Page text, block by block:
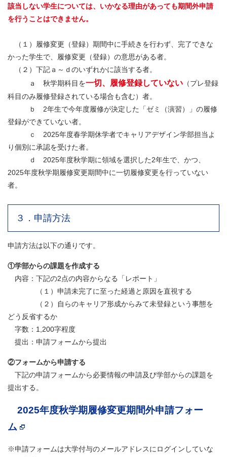
該当しない学生については、いかなる理由があっても期間外申請
を行うことはできません。
（１）履修変更（登録）期間中に手続きを行わず、完了できな
かった学生で、履修変更（登録）の意思がある者。
（２）下記ａ～ｄのいずれかに該当する者。
ａ 秋学期科目を一切、履修登録していない （プレ登録
科目のみ履修登録されている場合も含む）者。
ｂ 2年生で今年度履修が決定した「ゼミ（演習）」の履修
登録ができていない者。
ｃ 2025年度春学期休学者でキャリアデザイン学部担当よ
り個別に承認を受けた者。
ｄ 2025年度秋学期に領域を選択した2年生で、かつ、
2025年度秋学期履修変更期間中に一切履修変更を行っていない
者。
３．申請方法
申請方法は以下の通りです。
①学部からの課題を作成する
内容：下記の2点の内容からなる「レポート」
（１）申請未完了に至った経過と原因を直視する
（２）自らのキャリア形成からみて未登録という事態を
どう反省するか
字数：1,200字程度
提出：申請フォームから提出
②フォームから申請する
下記の申請フォームから必要情報の申請及び学部からの課題を
提出する。
2025年度秋学期履修変更期間外申請フォー
ム
※申請フォームは大学付与のメールアドレスにログインしていな